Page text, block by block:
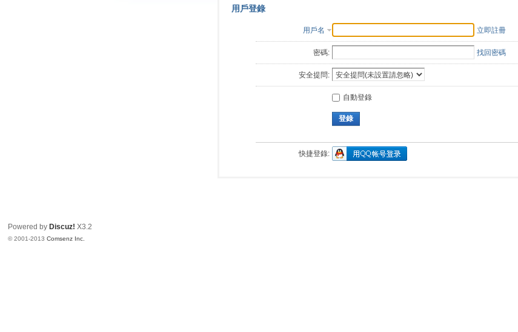
用戶登錄
用戶名 立即註冊
密碼: 找回密碼
安全提問:
自動登錄
登錄
快捷登錄:
Powered by Discuz! X3.2
© 2001-2013Comsenz Inc.